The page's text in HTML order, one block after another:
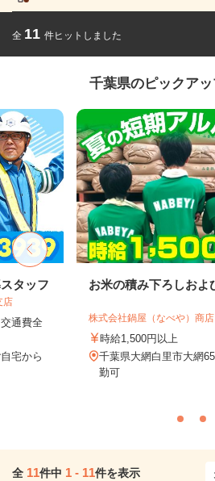
全 11 件ヒットしました
千葉県のピックアッ
タッフ
店
通費全
宅から
お米の積み下ろしおよ
株式会社鍋屋（なべや）商店
時給1,500円以上
千葉県大網白里市大網
勤可
全 11件中 1 - 11件を表示